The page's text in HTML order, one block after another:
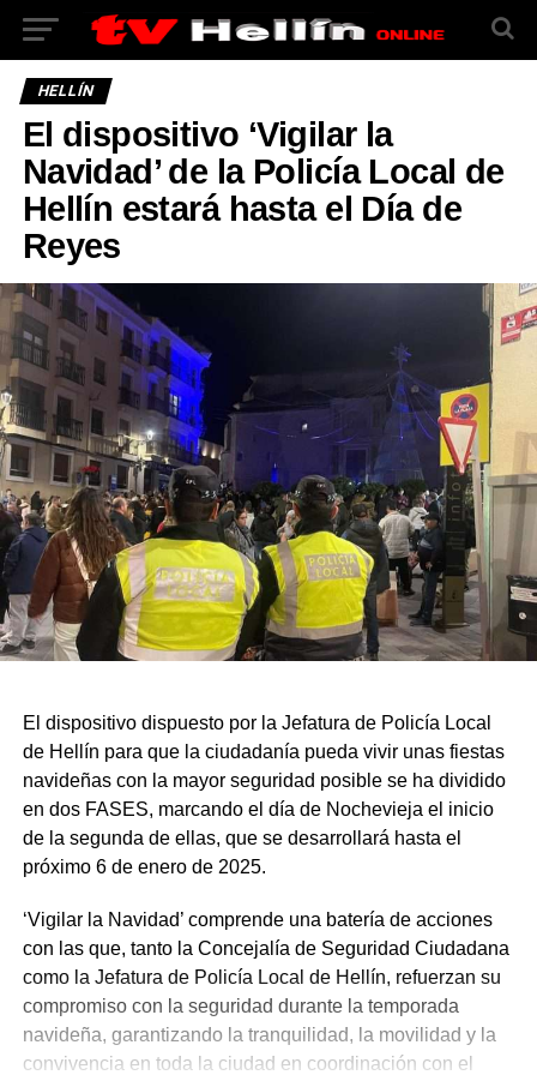
HELLÍN
El dispositivo ‘Vigilar la
Navidad’ de la Policía Local de
Hellín estará hasta el Día de
Reyes
El dispositivo dispuesto por la Jefatura de Policía Local
de Hellín para que la ciudadanía pueda vivir unas fiestas
navideñas con la mayor seguridad posible se ha dividido
en dos FASES, marcando el día de Nochevieja el inicio
de la segunda de ellas, que se desarrollará hasta el
próximo 6 de enero de 2025.
‘Vigilar la Navidad’ comprende una batería de acciones
con las que, tanto la Concejalía de Seguridad Ciudadana
como la Jefatura de Policía Local de Hellín, refuerzan su
compromiso con la seguridad durante la temporada
navideña, garantizando la tranquilidad, la movilidad y la
convivencia en toda la ciudad en coordinación con el